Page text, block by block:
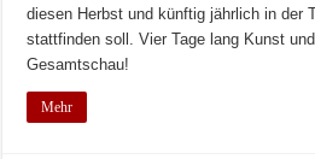
diesen Herbst und künftig jährlich in der
stattfinden soll. Vier Tage lang Kunst
Gesamtschau!
Mehr